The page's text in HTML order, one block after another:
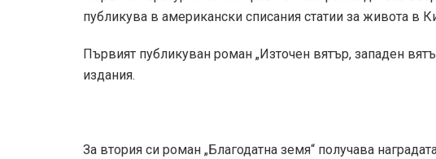
публикува в американски списания статии за живота в
Първият публикуван роман „Източен вятър, западен
издания.
За втория си роман „Благодатна земя“ получава